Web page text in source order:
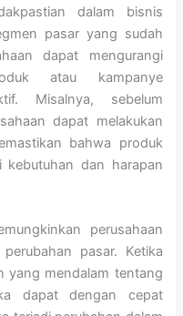
dalam bisnis
pasar yang sudah
dapat mengurangi
atau kampanye
Misalnya, sebelum
dapat melakukan
bahwa produk
kebutuhan dan harapan
perusahaan
pasar. Ketika
yang mendalam tentang
dapat dengan cepat